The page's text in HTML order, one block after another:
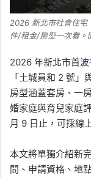
2026 新北市社會住宅
件/租金/房型一次看。
2026 年新北市首波
「土城員和 2 號」
房型涵蓋套房、一
婚家庭與育兒家庭
月 9 日止，可採線
本文將單獨介紹新
間、申請資格、地